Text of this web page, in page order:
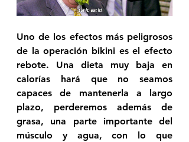
Uno de los efectos más peligrosos
de la operación bikini es el efecto
rebote. Una dieta muy baja en
calorías hará que no seamos
capaces de mantenerla a largo
plazo, perderemos además de
grasa, una parte importante del
músculo y agua, con lo que